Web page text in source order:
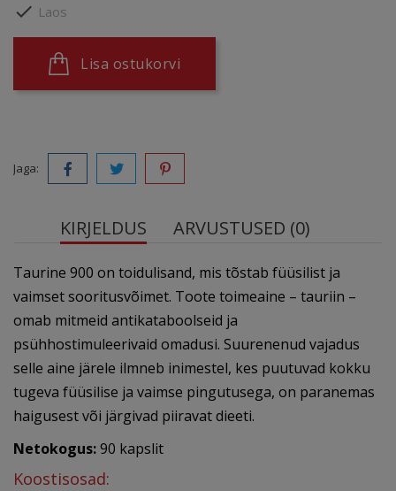
 Laos
Lisa ostukorvi
Jaga:
KIRJELDUS ARVUSTUSED (0)
Taurine 900 on toidulisand, mis tõstab füüsilist ja
vaimset sooritusvõimet. Toote toimeaine – tauriin –
omab mitmeid antikataboolseid ja
psühhostimuleerivaid omadusi. Suurenenud vajadus
selle aine järele ilmneb inimestel, kes puutuvad kokku
tugeva füüsilise ja vaimse pingutusega, on paranemas
haigusest või järgivad piiravat dieeti.
Netokogus:90 kapslit
Koostisosad: